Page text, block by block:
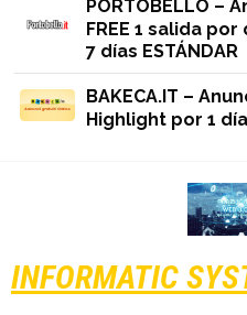
PORTOBELLO –
FREE 1 salida
7 días ESTÁNDAR
BAKECA.IT –
Highlight por 1 día
INFORMATIC